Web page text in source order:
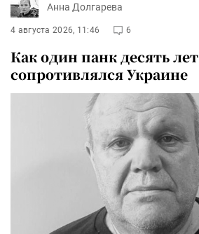
Анна Долгарева
4 августа 2026, 11:46 6
Как один панк десять лет
сопротивлялся Украине